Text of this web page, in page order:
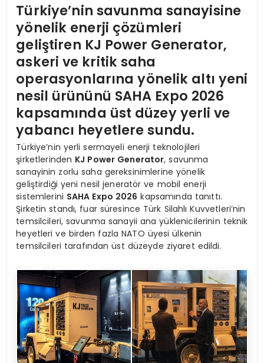
Türkiye’nin savunma sanayisine
yönelik enerji çözümleri
geliştiren KJ Power Generator,
askeri ve kritik saha
operasyonlarına yönelik altı yeni
nesil ürününü SAHA Expo 2026
kapsamında üst düzey yerli ve
yabancı heyetlere sundu.
Türkiye’nin yerli sermayeli enerji teknolojileri
şirketlerinden KJ Power Generator, savunma
sanayinin zorlu saha gereksinimlerine yönelik
geliştirdiği yeni nesil jeneratör ve mobil enerji
sistemlerini SAHA Expo 2026 kapsamında tanıttı.
Şirketin standı, fuar süresince Türk Silahlı Kuvvetleri’nin
temsilcileri, savunma sanayii ana yüklenicilerinin teknik
heyetleri ve birden fazla NATO üyesi ülkenin
temsilcileri tarafından üst düzeyde ziyaret edildi.